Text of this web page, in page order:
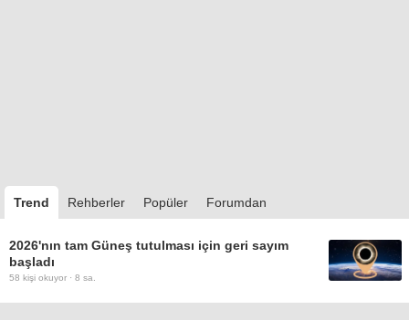
Trend Rehberler Popüler Forumdan
2026'nın tam Güneş tutulması için geri sayım
başladı
58 kişi okuyor · 8 sa.